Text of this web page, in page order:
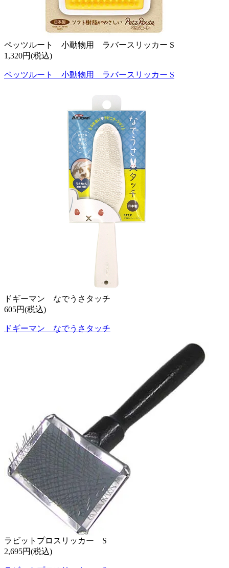
ペッツルート 小動物用 ラバースリッカー S
1,320円(税込)
ペッツルート 小動物用 ラバースリッカー S
ドギーマン なでうさタッチ
605円(税込)
ドギーマン なでうさタッチ
ラビットプロスリッカー S
2,695円(税込)